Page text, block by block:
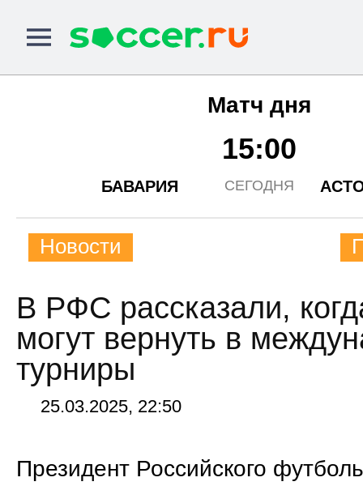
Матч дня
БАВАРИЯ
15:00
СЕГОДНЯ
Новости
В РФС рассказали,
могут вернуть в
турниры
25.03.2025, 22:50
Президент Российского